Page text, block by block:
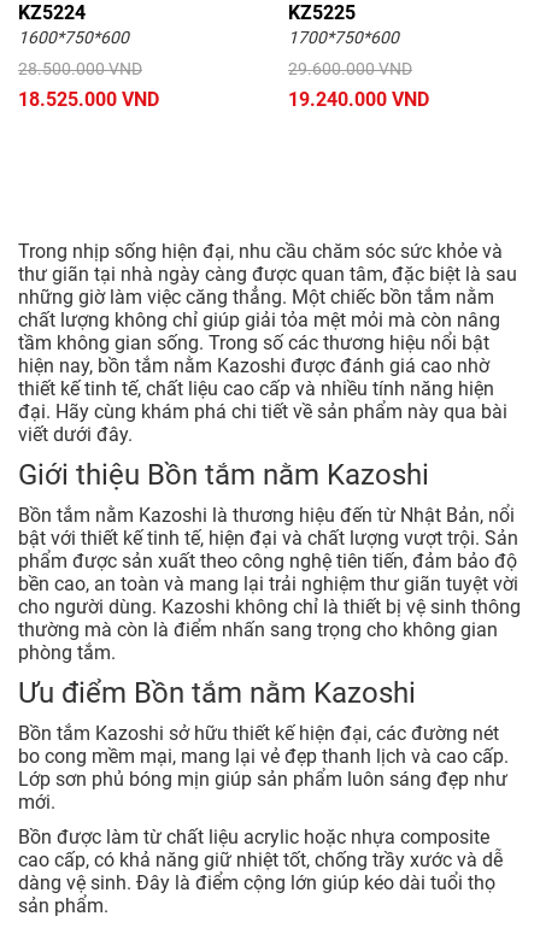
KZ5224
1600*750*600
28.500.000 VND
18.525.000 VND
KZ5225
1700*750*600
29.600.000 VND
19.240.000 VND
Trong nhịp sống hiện đại, nhu cầu chăm sóc sức khỏe và
thư giãn tại nhà ngày càng được quan tâm, đặc biệt là sau
những giờ làm việc căng thẳng. Một chiếc bồn tắm nằm
chất lượng không chỉ giúp giải tỏa mệt mỏi mà còn nâng
tầm không gian sống. Trong số các thương hiệu nổi bật
hiện nay, bồn tắm nằm Kazoshi được đánh giá cao nhờ
thiết kế tinh tế, chất liệu cao cấp và nhiều tính năng hiện
đại. Hãy cùng khám phá chi tiết về sản phẩm này qua bài
viết dưới đây.
Giới thiệu Bồn tắm nằm Kazoshi
Bồn tắm nằm Kazoshi là thương hiệu đến từ Nhật Bản, nổi
bật với thiết kế tinh tế, hiện đại và chất lượng vượt trội. Sản
phẩm được sản xuất theo công nghệ tiên tiến, đảm bảo độ
bền cao, an toàn và mang lại trải nghiệm thư giãn tuyệt vời
cho người dùng. Kazoshi không chỉ là thiết bị vệ sinh thông
thường mà còn là điểm nhấn sang trọng cho không gian
phòng tắm.
Ưu điểm Bồn tắm nằm Kazoshi
Bồn tắm Kazoshi sở hữu thiết kế hiện đại, các đường nét
bo cong mềm mại, mang lại vẻ đẹp thanh lịch và cao cấp.
Lớp sơn phủ bóng mịn giúp sản phẩm luôn sáng đẹp như
mới.
Bồn được làm từ chất liệu acrylic hoặc nhựa composite
cao cấp, có khả năng giữ nhiệt tốt, chống trầy xước và dễ
dàng vệ sinh. Đây là điểm cộng lớn giúp kéo dài tuổi thọ
sản phẩm.